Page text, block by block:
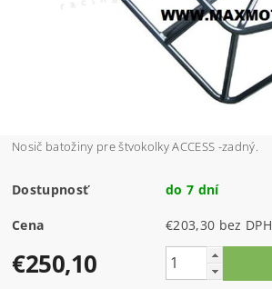
Nosič batožiny pre štvokolky ACCESS -zadný.
Dostupnosť do 7 dní
Cena €203,30 bez DPH
€250,10